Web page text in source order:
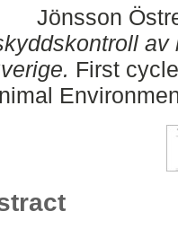
Jönsson
First